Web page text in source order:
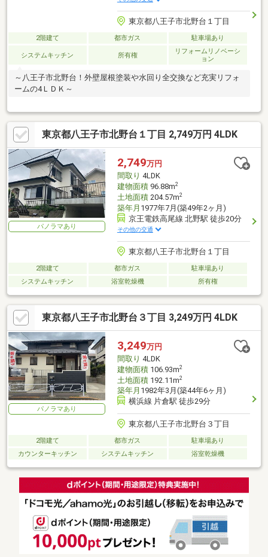
東京都八王子市北野台１丁目
2階建て 都市ガス 駐車場あり
システムキッチン 所有権
リフォームリノベーシ
ョン
～八王子市北野台！外壁屋根塗装や水回り全交換など充実リフォ
ームの4ＬＤＫ～
東京都八王子市北野台１丁目 2,749万円 4LDK
パノラマあり
2,749万円
間取り 4LDK
建物面積96.88m2
土地面積204.57m2
築年月 1977年7月(築49年2ヶ月)
京王電鉄高尾線 北野駅 徒歩20分
その他の交通
東京都八王子市北野台１丁目
2階建て 都市ガス
駐車場あり
システムキッチン
浴室乾燥機 所有権
東京都八王子市北野台３丁目 3,249万円 4LDK
パノラマあり
3,249万円
間取り 4LDK
建物面積106.93m2
土地面積192.11m2
築年月 1982年3月(築44年6ヶ月)
横浜線 片倉駅 徒歩29分
東京都八王子市北野台３丁目
2階建て 都市ガス
駐車場あり
カウンターキッチン
システムキッチン 浴室乾燥機